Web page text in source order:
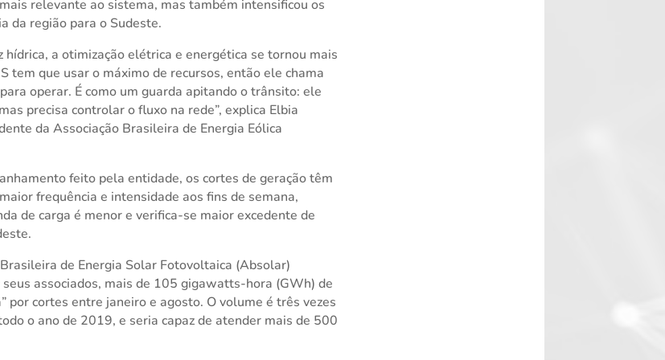
relevante ao sistema, mas também intensificou os
da região para o Sudeste.
hídrica, a otimização elétrica e energética se tornou mais
tem que usar o máximo de recursos, então ele chama
operar. É como um guarda apitando o trânsito: ele
precisa controlar o fluxo na rede”, explica Elbia
da Associação Brasileira de Energia Eólica
feito pela entidade, os cortes de geração têm
frequência e intensidade aos fins de semana,
de carga é menor e verifica-se maior excedente de
de Energia Solar Fotovoltaica (Absolar)
associados, mais de 105 gigawatts-hora (GWh) de
por cortes entre janeiro e agosto. O volume é três vezes
o ano de 2019, e seria capaz de atender mais de 500